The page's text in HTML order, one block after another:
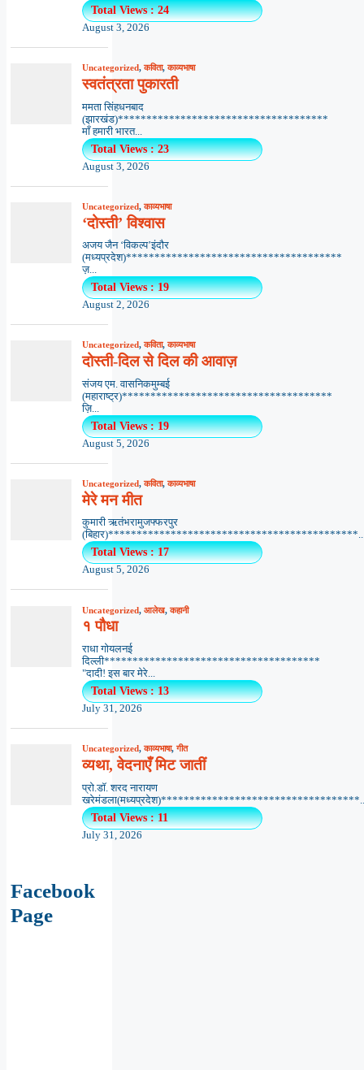
Total Views : 24
August 3, 2026
Uncategorized,कविता,काव्यभाषा
स्वतंत्रता पुकारती
ममता सिंहधनबाद
(झारखंड)*************************************
माँ हमारी भारत...
Total Views : 23
August 3, 2026
Uncategorized,काव्यभाषा
‘दोस्ती’ विश्वास
अजय जैन ‘विकल्प’इंदौर
(मध्यप्रदेश)**************************************
ज़...
Total Views : 19
August 2, 2026
Uncategorized,कविता,काव्यभाषा
दोस्ती-दिल से दिल की आवाज़
संजय एम. वासनिकमुम्बई
(महाराष्ट्र)*************************************
ज़ि...
Total Views : 19
August 5, 2026
Uncategorized,कविता,काव्यभाषा
मेरे मन मीत
कुमारी ऋतंभरामुजफ्फरपुर
Total Views : 17
August 5, 2026
Uncategorized, आलेख,कहानी
१ पौधा
राधा गोयलनई
दिल्ली**************************************
"दादी! इस बार मेरे...
Total Views : 13
July 31, 2026
Uncategorized,काव्यभाषा,गीत
व्यथा, वेदनाएँ मिट जातीं
प्रो.डॉ. शरद नारायण
Total Views : 11
July 31, 2026
Facebook
Page